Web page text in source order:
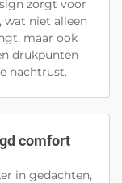
zorgt voor
niet alleen
maar ook
drukpunten
nachtrust.
comfort
in gedachten,